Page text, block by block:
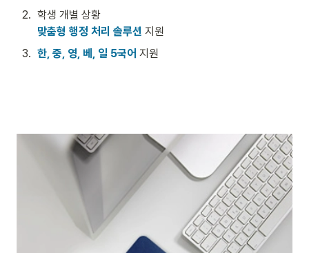
2.
맞춤형 행정 처리 솔루션 지원
3. 한, 중, 영, 베, 일 5국어 지원